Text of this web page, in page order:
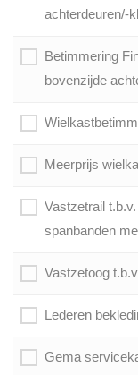
achterdeuren/-
Betimmering
bovenzijde
Meerprijs
Vastzetrail
spanbanden
Vastzetoog
Lederen
Gema